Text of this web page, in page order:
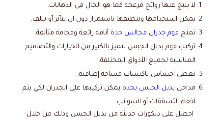
لا ينتج عنها روائح مزعجة كما هو الحال في الدهانات.
يمكن استخدامها وتنظيفها باستمرار دون ان تتأثر أو تتلف.
تمنح فوم جدران مجالس جدة أناقة رائعة وفخامة متألقة.
تركيب فوم بديل الجبس تتميز بالكثير من الخيارات والتصاميم
المناسبة لجميع الأذواق المختلفة.
تعطي احساس باكتساب مساحة إضافية.
مداخل بديل الجبس بجده يمكن تركيبها على الجدران لكي يتم
اخفاء التشققات أو الشوائب.
احصل على ديكورات حديثة من بديل الجبس وذلك من خلال